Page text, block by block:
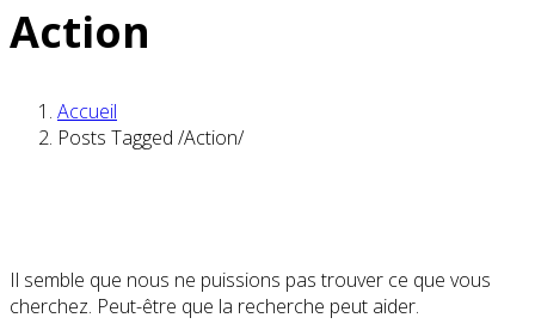
Action
Accueil
Posts Tagged /Action/
Il semble que nous ne puissions pas trouver ce que vous
cherchez. Peut-être que la recherche peut aider.